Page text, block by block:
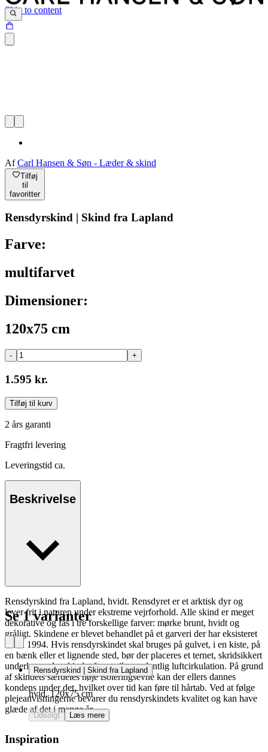
Skip to content
AfCarl Hansen & Søn - Læder & skind
Tilføj
til
favoritter
Rensdyrskind | Skind fra Lapland
Farve:
multifarvet
Dimensioner:
120x75 cm
- +
1.595 kr.
Tilføj til kurv
2 års garanti
Fragtfri levering
Leveringstid ca.
Beskrivelse
Rensdyrskind fra Lapland, hvidt. Rensdyret er et arktisk dyr og
lever frit i naturen under ekstreme vejrforhold. Alle skind er meget
dekorative og fås i tre forskellige farver: mørke brunt, hvidt og
gråligt. Skindene er blevet behandlet på et garveri der har eksisteret
siden 1994. Hvis rensdyrskindet skal bruges på gulvet, i en kiste, på
en bænk eller et lignende sted, bør der placeres et ternet, skridsikkert
underlag under skindet for at sikre ordentlig luftcirkulation. På grund
af skindets særdeles høje isoleringsevne kan der ellers dannes
kondens under det, hvilket over tid kan føre til hårtab. Ved at følge
plejeanvisningerne bevarer du rensdyrskindets kvalitet og kan have
glæde af det i mange år.
Se 1 varianter
Rensdyrskind | Skind fra Lapland
hvid, 120x75 cm
Udsolgt Læs mere
Inspiration